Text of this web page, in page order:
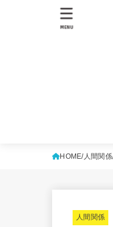
MENU
HOME 人間関係
人間関係